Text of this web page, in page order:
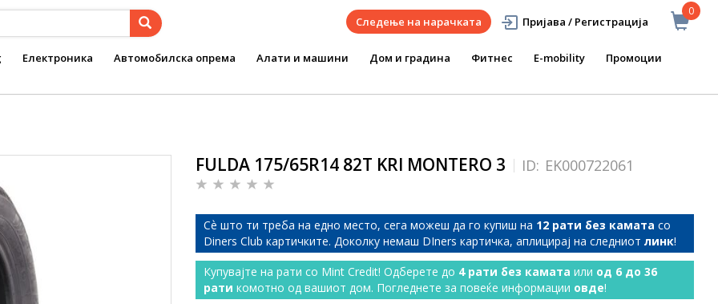
0
Следење на нарачката Пријава / Регистрација
Електроника Автомобилска опрема Алати и машини Дом и градина Фитнес E-mobility Промоции
FULDA 175/65R14 82T KRI MONTERO 3 ID: EK000722061
Сѐ што ти треба на едно место, сега можеш да го купиш на 12 рати без камата со
Diners Club картичките. Доколку немаш DIners картичка, аплицирај на следниот линк!
Купувајте на рати со Mint Credit! Одберете до 4 рати без камата или од 6 до 36
рати комотно од вашиот дом. Погледнете за повеќе информации овде!